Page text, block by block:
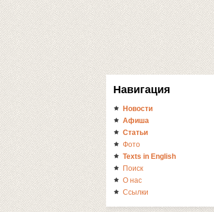
Навигация
Новости
Афиша
Статьи
Фото
Texts in English
Поиск
О нас
Ссылки